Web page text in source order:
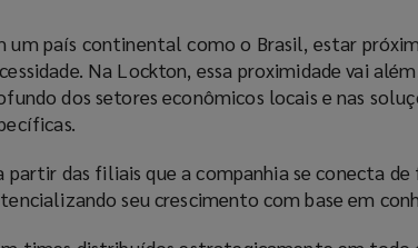
um país continental como o Brasil, estar
Na Lockton, essa proximidade vai
dos setores econômicos locais e nas
partir das filiais que a companhia se conecta
seu crescimento com base em